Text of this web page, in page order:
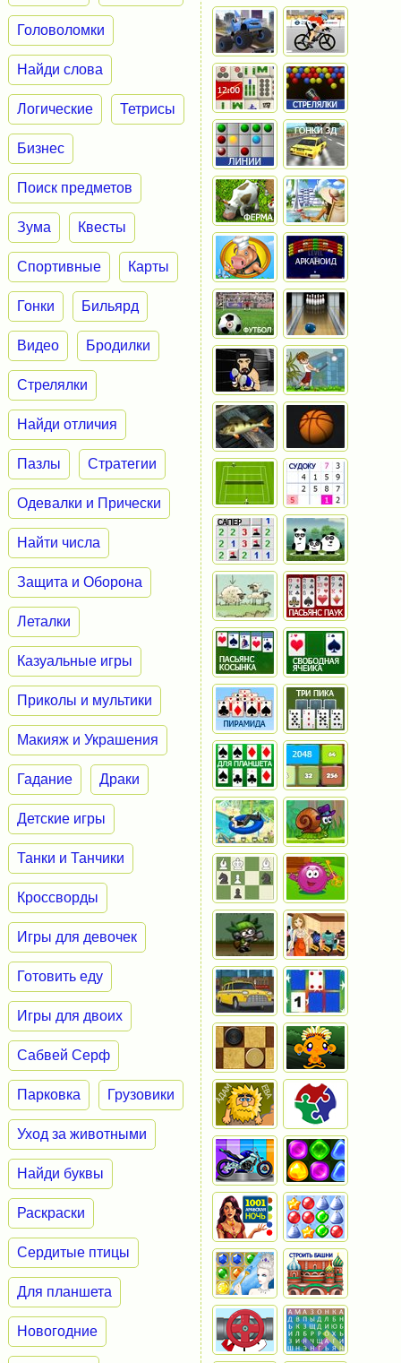
Головоломки
Найди слова
Логические Тетрисы
Бизнес
Поиск предметов
Зума Квесты
Спортивные Карты
Гонки Бильярд
Видео Бродилки
Стрелялки
Найди отличия
Пазлы Стратегии
Одевалки и Прически
Найти числа
Защита и Оборона
Леталки
Казуальные игры
Приколы и мультики
Макияж и Украшения
Гадание Драки
Детские игры
Танки и Танчики
Кроссворды
Игры для девочек
Готовить еду
Игры для двоих
Сабвей Серф
Парковка Грузовики
Уход за животными
Найди буквы
Раскраски
Сердитые птицы
Для планшета
Новогодние